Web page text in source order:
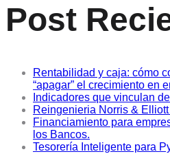
Post
Rentabilidad y caja: cómo
“apagar” el crecimiento en
Indicadores que vinculan
Reingenieria Norris &
Financiamiento para
los Bancos.
Tesorería Inteligente para